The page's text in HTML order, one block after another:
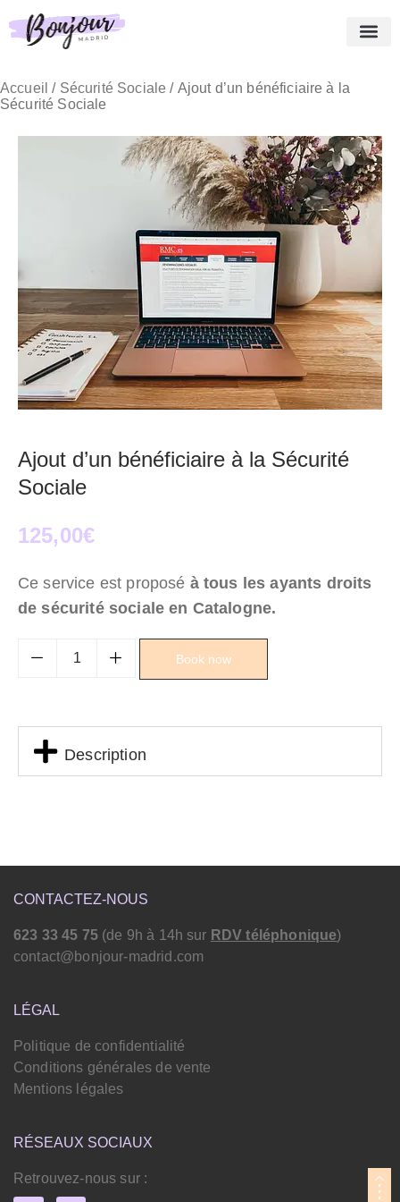
Accueil / Sécurité Sociale / Ajout d’un bénéficiaire à la
Sécurité Sociale
Ajout d’un bénéficiaire à la Sécurité
Sociale
125,00€
Ce service est proposé à tous les ayants droits
de sécurité sociale en Catalogne.
Book now
Description
CONTACTEZ-NOUS
623 33 45 75(de 9h à 14h sur RDV téléphonique)
contact@bonjour-madrid.com
LÉGAL
Politique de confidentialité
Conditions générales de vente
Mentions légales
RÉSEAUX SOCIAUX
Retrouvez-nous sur :